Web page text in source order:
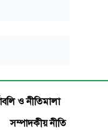
ও নীতিমালা
সম্পাদকীয় নীতি